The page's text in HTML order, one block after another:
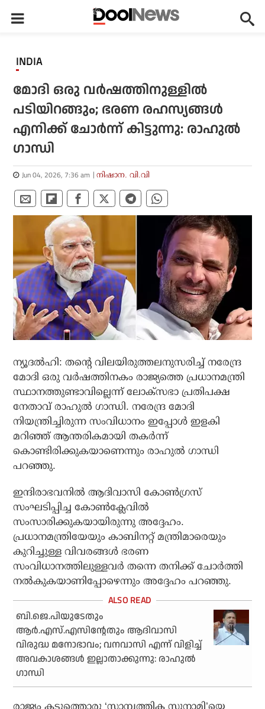
INDIA
മോദി ഒരു വര്‍ഷത്തിനുള്ളില്‍
പടിയിറങ്ങും; ഭരണ രഹസ്യങ്ങള്‍
എനിക്ക് ചോര്‍ന്ന് കിട്ടുന്നു: രാഹുല്‍
ഗാന്ധി
Jun 04, 2026, 7:36 am നിഷാന. വി.വി
ന്യൂദല്‍ഹി: തന്റെ വിലയിരുത്തലനുസരിച്ച് നരേന്ദ്ര
മോദി ഒരു വര്‍ഷത്തിനകം രാജ്യത്തെ പ്രധാനമന്ത്രി
സ്ഥാനത്തുണ്ടാവില്ലെന്ന് ലോക്‌സഭാ പ്രതിപക്ഷ
നേതാവ് രാഹുല്‍ ഗാന്ധി. നരേന്ദ്ര മോദി
നിയന്ത്രിച്ചിരുന്ന സംവിധാനം ഇപ്പോള്‍ ഇളകി
മറിഞ്ഞ് ആന്തരികമായി തകര്‍ന്ന്
കൊണ്ടിരിക്കുകയാണെന്നും രാഹുല്‍ ഗാന്ധി
പറഞ്ഞു.
ഇന്ദിരാഭവനില്‍ ആദിവാസി കോണ്‍ഗ്രസ്
സംഘടിപ്പിച്ച കോണ്‍ക്ലേവില്‍
സംസാരിക്കുകയായിരുന്നു അദ്ദേഹം.
പ്രധാനമന്ത്രിയേയും കാബിനറ്റ് മന്ത്രിമാരെയും
കുറിച്ചുള്ള വിവരങ്ങള്‍ ഭരണ
സംവിധാനത്തിലുള്ളവര്‍ തന്നെ തനിക്ക് ചോര്‍ത്തി
നല്‍കുകയാണിപ്പോഴെന്നും അദ്ദേഹം പറഞ്ഞു.
ബി.ജെ.പിയുടേതും
ആര്‍.എസ്.എസിന്റേതും ആദിവാസി
വിരുദ്ധ മനോഭാവം; വനവാസി എന്ന് വിളിച്ച്
അവകാശങ്ങള്‍ ഇല്ലാതാക്കുന്നു: രാഹുല്‍
ഗാന്ധി
രാജ്യം കടുത്തൊരു ‘സാമ്പത്തിക സുനാമി’യെ